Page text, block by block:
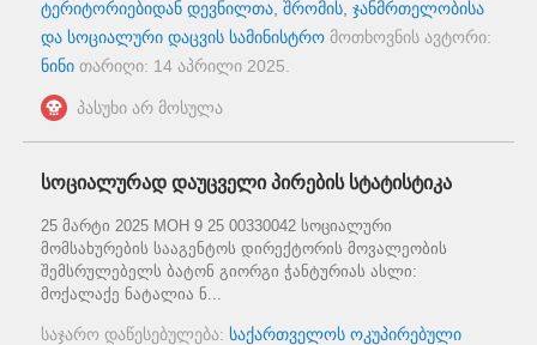
ტერიტორიებიდან დევნილთა, შრომის, ჯანმრთელობისა
და სოციალური დაცვის სამინისტრო მოთხოვნის ავტორი:
ნინი თარიღი: 14 აპრილი 2025
პასუხი არ მოსულა
სოციალურად დაუცველი პირების სტატისტიკა
25 მარტი 2025 MOH 9 25 00330042 სოციალური
მომსახურების სააგენტოს დირექტორის მოვალეობის
შემსრულებელს ბატონ გიორგი ჭანტურიას ასლი:
მოქალაქე ნატალია ნ...
საჯარო დაწესებულება: საქართველოს ოკუპირებული